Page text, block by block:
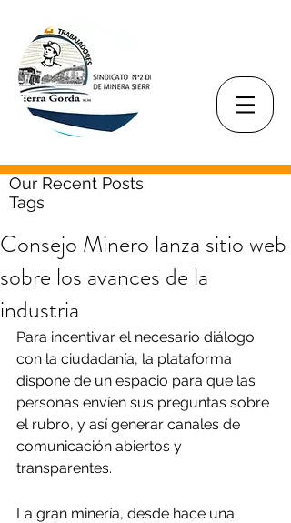
Our Recent Posts
Tags
Consejo Minero lanza sitio web
sobre los avances de la
industria
Para incentivar el necesario diálogo
con la ciudadanía, la plataforma
dispone de un espacio para que las
personas envíen sus preguntas sobre
el rubro, y así generar canales de
comunicación abiertos y
transparentes.
La gran minería, desde hace una